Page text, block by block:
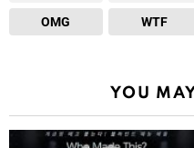
OMG WTF
YOU